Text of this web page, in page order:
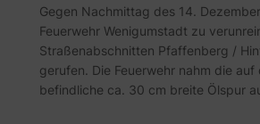
Gegen Nachmittag des 14.
Feuerwehr Wenigumstadt zu
Straßenabschnitten Pfaffenberg /
gerufen. Die Feuerwehr nahm die auf
befindliche ca. 30 cm breite Ölspur